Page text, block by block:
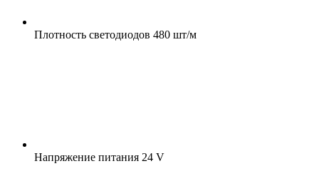
Плотность светодиодов 480 шт/м
Напряжение питания 24 V